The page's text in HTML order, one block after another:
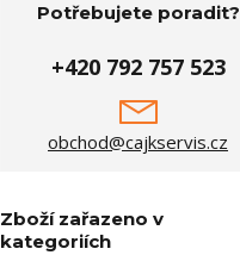
Potřebujete poradit?
+420 792 757 523
obchod@cajkservis.cz
Zboží zařazeno v
kategoriích